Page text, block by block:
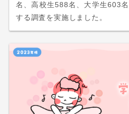
名、高校生588名、大学生603
する調査を実施しました。